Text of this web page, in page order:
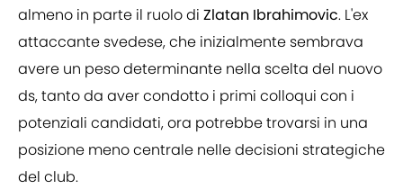
almeno in parte il ruolo di Zlatan Ibrahimovic. L'ex
attaccante svedese, che inizialmente sembrava
avere un peso determinante nella scelta del nuovo
ds, tanto da aver condotto i primi colloqui con i
potenziali candidati, ora potrebbe trovarsi in una
posizione meno centrale nelle decisioni strategiche
del club.